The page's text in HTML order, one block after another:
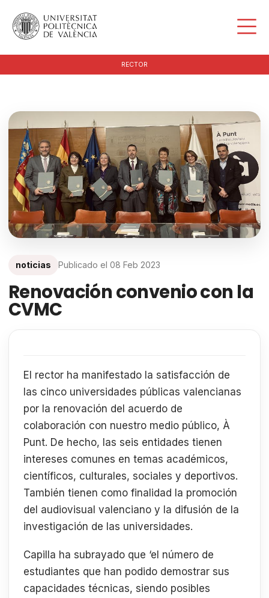
RECTOR
noticias Publicado el 08 Feb 2023
Renovación convenio con la
CVMC
El rector ha manifestado la satisfacción de
las cinco universidades públicas valencianas
por la renovación del acuerdo de
colaboración con nuestro medio público, À
Punt. De hecho, las seis entidades tienen
intereses comunes en temas académicos,
científicos, culturales, sociales y deportivos.
También tienen como finalidad la promoción
del audiovisual valenciano y la difusión de la
investigación de las universidades.
Capilla ha subrayado que ‘el número de
estudiantes que han podido demostrar sus
capacidades técnicas, siendo posibles